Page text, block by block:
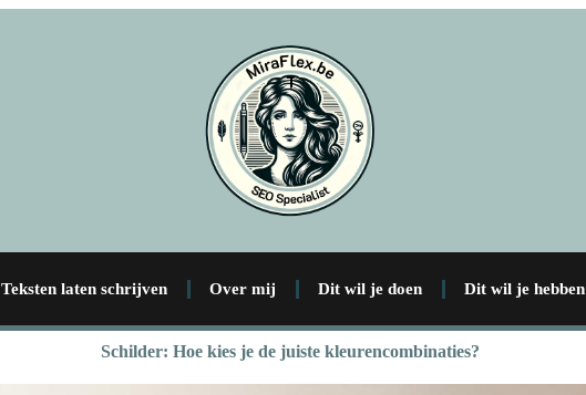
Teksten laten schrijven Over mij Dit wil je doen Dit wil je hebben
Schilder: Hoe kies je de juiste kleurencombinaties?